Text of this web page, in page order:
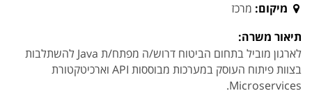
מיקום: מרכז
תיאור משרה:
לארגון מוביל בתחום הביטוח דרוש/ה מפתח/ת Java להשתלבות
בצוות פיתוח העוסק במערכות מבוססות API וארכיטקטורת
Microservices.